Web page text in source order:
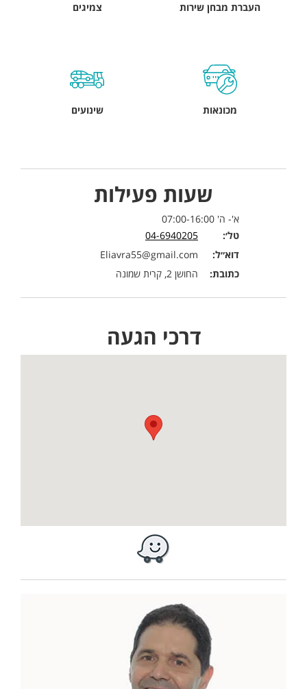
העברת מבחן שירות צמיגים
מכונאות שינועים
שעות פעילות
א'- ה' 07:00-16:00
טל׳:
04-6940205
דוא״ל:
Eliavra55@gmail.com
כתובת:
החושן 2, קרית שמונה
דרכי הגעה